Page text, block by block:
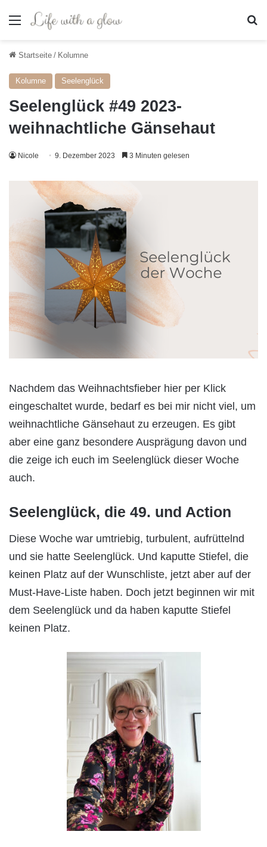
Menü
Startseite / Kolumne
Kolumne Seelenglück
Seelenglück #49 2023-
weihnachtliche Gänsehaut
Nicole 9. Dezember 2023 3 Minuten gelesen
Nachdem das Weihnachtsfieber hier per Klick
eingeschaltet wurde, bedarf es bei mir nicht viel, um
weihnachtliche Gänsehaut zu erzeugen. Es gibt
aber eine ganz besondere Ausprägung davon und
die zeige ich euch im Seelenglück dieser Woche
auch.
Seelenglück, die 49. und Action
Diese Woche war umtriebig, turbulent, aufrüttelnd
und sie hatte Seelenglück. Und kaputte Stiefel, die
keinen Platz auf der Wunschliste, jetzt aber auf der
Must-Have-Liste haben. Doch jetzt beginnen wir mit
dem Seelenglück und da haben kaputte Stiefel
keinen Platz.